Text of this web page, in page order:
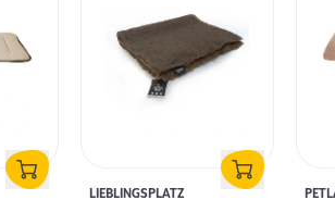
LIEBLINGSPLATZ